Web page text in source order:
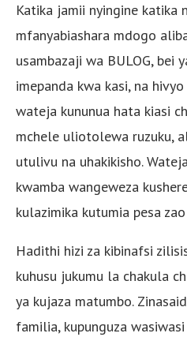
Katika jamii nyingine katika
mfanyabiashara mdogo
usambazaji wa BULOG, bei
imepanda kwa kasi, na
wateja kununua hata kiasi
mchele uliotolewa ruzuku,
utulivu na uhakikisho.
kwamba wangeweza
kulazimika kutumia pesa
Hadithi hizi za kibinafsi
kuhusu jukumu la chakula
ya kujaza matumbo.
familia, kupunguza